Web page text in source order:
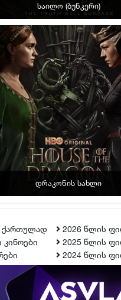
საილო (ბუნკერი)
დრაკონის სახლი
ქართულად
2026 წლის
2025 წლის
2024 წლის